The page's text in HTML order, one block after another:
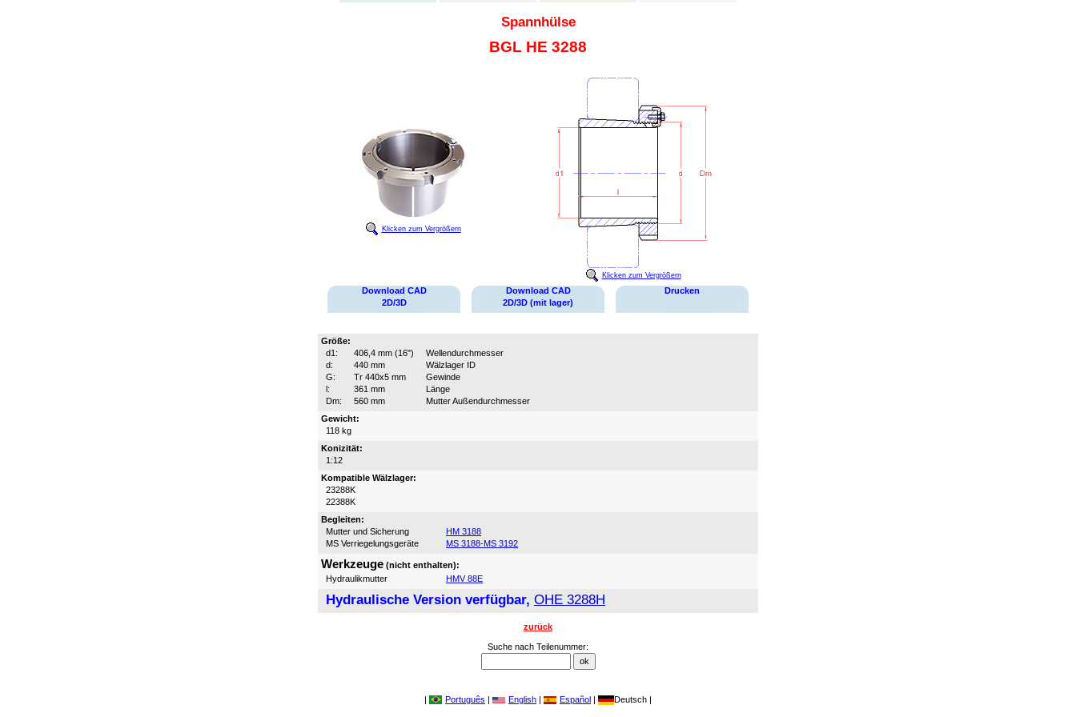
Spannhülse
BGL HE 3288
Klicken zum Vergrößern
Klicken zum Vergrößern
Download CAD
2D/3D
Download CAD
2D/3D (mit lager)
Drucken
Größe:
d1:
406,4 mm (16")
Wellendurchmesser
d:
440 mm
Wälzlager ID
G:
Tr 440x5 mm
Gewinde
l:
361 mm
Länge
Dm:
560 mm
Mutter Außendurchmesser
Gewicht:
118 kg
Konizität:
1:12
Kompatible Wälzlager:
23288K
22388K
Begleiten:
Mutter und Sicherung
HM 3188
MS Verriegelungsgeräte
MS 3188-MS 3192
Werkzeuge (nicht enthalten):
Hydraulikmutter
HMV 88E
Hydraulische Version verfügbar, OHE 3288H
zurück
Suche nach Teilenummer:
| Português | English | Español | Deutsch |